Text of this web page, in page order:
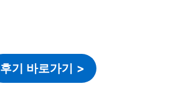
후기 바로가기 >